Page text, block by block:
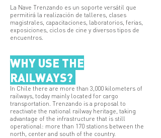
La Nave Trenzando es un soporte versátil que
permitirá la realización de talleres, clases
magistrales, capacitaciones, laboratorios, ferias,
exposiciones, ciclos de cine y diversos tipos de
encuentros.
WHY USE THE
RAILWAYS?
In Chile there are more than 3,000 kilometers of
railways, today mainly located for cargo
transportation. Trenzando is a proposal to
reactivate the national railway heritage, taking
advantage of the infrastructure that is still
operational: more than 170 stations between the
north, center and south of the country.